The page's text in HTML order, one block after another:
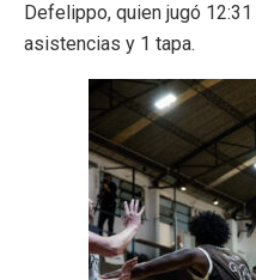
Defelippo, quien jugó
asistencias y 1 tapa.